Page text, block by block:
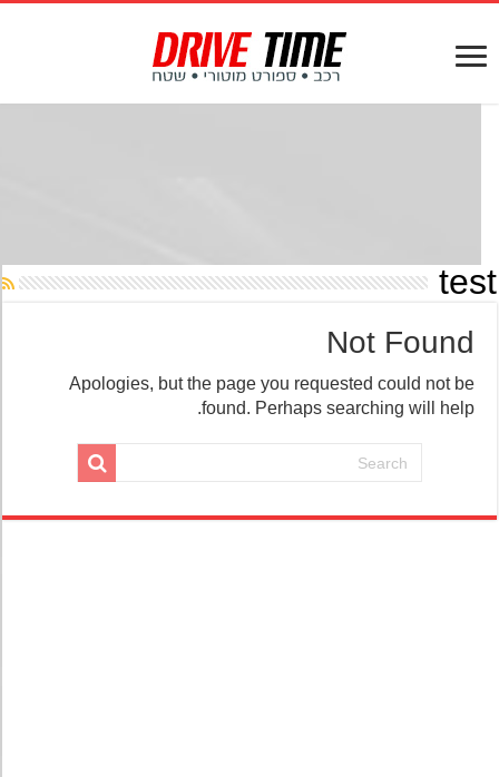
Not Found
Apologies, but the page you requested could not be
found. Perhaps searching will help.